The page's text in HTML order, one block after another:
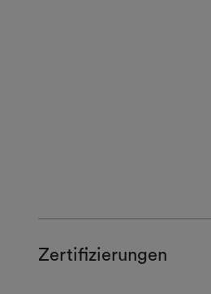
Zertifizierungen